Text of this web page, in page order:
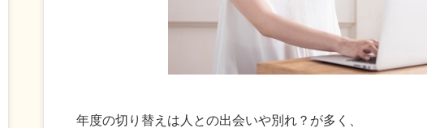
年度の切り替えは人との出会いや別れ？が多く、